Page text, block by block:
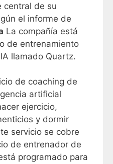
central de su
el informe de
La compañía está
de entrenamiento
llamado Quartz.
de coaching de
artificial
ejercicio,
y dormir
servicio se cobre
de entrenador de
programado para